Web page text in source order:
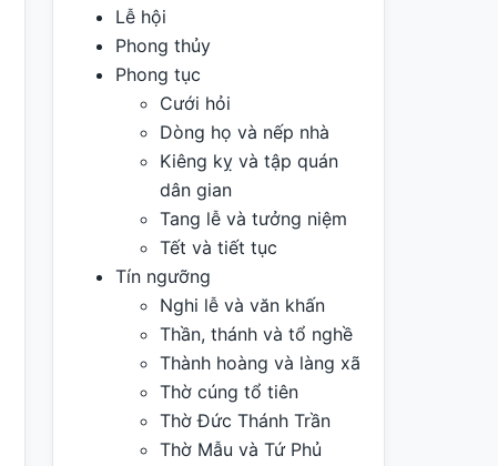
Lễ hội
Phong thủy
Phong tục
Cưới hỏi
Dòng họ và nếp nhà
Kiêng kỵ và tập quán
dân gian
Tang lễ và tưởng niệm
Tết và tiết tục
Tín ngưỡng
Nghi lễ và văn khấn
Thần, thánh và tổ nghề
Thành hoàng và làng xã
Thờ cúng tổ tiên
Thờ Đức Thánh Trần
Thờ Mẫu và Tứ Phủ